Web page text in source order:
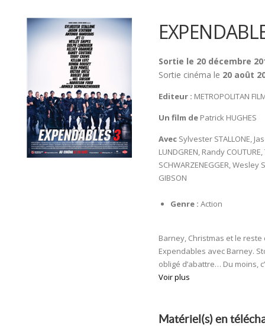
Sortie le 20 décembre
Sortie cinéma le 20 août
Editeur : METROPOLITAN
Un film dePatrick HUGHES
AvecSylvester STALLONE,
LUNDGREN, Randy
SCHWARZENEGGER, Wesley
GIBSON
Genre : Action
Barney, Christmas et le
Expendables avec Barney.
obligé d’abattre… Du moins,
Voir plus
Matériel(s) en